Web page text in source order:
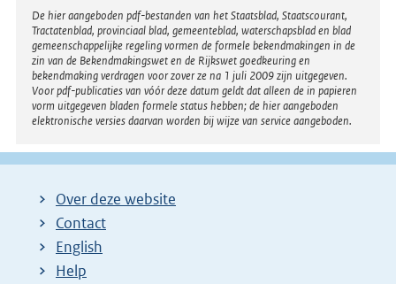
i
n
k
:
r
n
e
l
i
n
k
Disclaimer
De hier aangeboden pdf-bestanden van het Staatsblad, Staatscourant,
Tractatenblad, provinciaal blad, gemeenteblad, waterschapsblad en blad
gemeenschappelijke regeling vormen de formele bekendmakingen in de
zin van de Bekendmakingswet en de Rijkswet goedkeuring en
bekendmaking verdragen voor zover ze na 1 juli 2009 zijn uitgegeven.
Voor pdf-publicaties van vóór deze datum geldt dat alleen de in papieren
vorm uitgegeven bladen formele status hebben; de hier aangeboden
elektronische versies daarvan worden bij wijze van service aangeboden.
Over deze website
Contact
English
Help